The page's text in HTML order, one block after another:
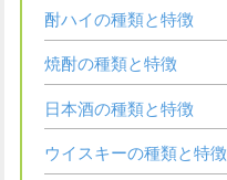
酎ハイの種類と特徴
焼酎の種類と特徴
日本酒の種類と特徴
ウイスキーの種類と特徴